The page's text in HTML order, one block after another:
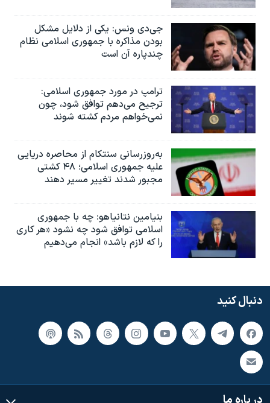
جی‌دی ونس: یکی از دلایل مشکل
بودن مذاکره با جمهوری اسلامی نظام
چندپاره آن است
ترامپ در مورد جمهوری اسلامی:
ترجیح می‌دهم توافق شود، چون
نمی‌خواهم مردم کشته شوند
به‌روزرسانی سنتکام از محاصره دریایی
علیه جمهوری اسلامی؛ ۴۸ کشتی
مجبور شدند تغییر مسیر دهند
بنیامین نتانیاهو: چه با جمهوری
اسلامی توافق شود چه نشود «هر کاری
را که لازم باشد» انجام می‌دهیم
دنبال کنید